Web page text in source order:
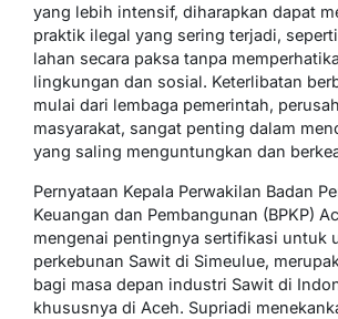
yang lebih intensif, diharapkan dapat
praktik ilegal yang sering terjadi,
lahan secara paksa tanpa
lingkungan dan sosial. Keterlibatan
mulai dari lembaga pemerintah,
masyarakat, sangat penting dalam
yang saling menguntungkan dan
Pernyataan Kepala Perwakilan Badan
Keuangan dan Pembangunan (BPKP)
mengenai pentingnya sertifikasi untuk
perkebunan Sawit di Simeulue,
bagi masa depan industri Sawit di
khususnya di Aceh. Supriadi